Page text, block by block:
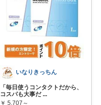
いなりきっちん
「毎日使うコンタクトだから、
コスパも大事だ ...
￥ 5,707～